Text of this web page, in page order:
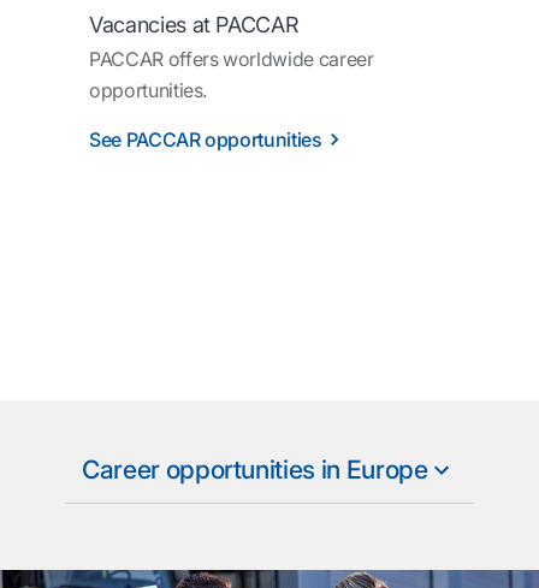
Vacancies at PACCAR
PACCAR offers worldwide career
opportunities.
See PACCAR opportunities
Career opportunities in Europe